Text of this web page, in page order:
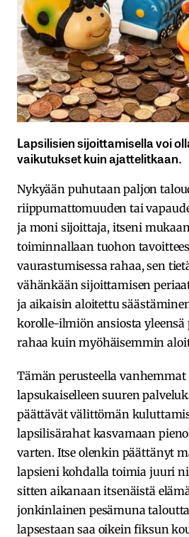
Lapsilisien sijoittamisella voi
vaikutukset kuin ajattelitkaan.
Nykyään puhutaan paljon
riippumattomuuden tai
ja moni sijoittaja, itseni
toiminnallaan tuohon
vaurastumisessa rahaa, sen
vähänkään sijoittamisen
ja aikaisin aloitettu
korolle-ilmiön ansiosta
rahaa kuin myöhäisemmin
Tämän perusteella vanhemmat
lapsukaiselleen suuren
päättävät välittömän
lapsilisärahat kasvamaan
varten. Itse olenkin päättänyt
lapsieni kohdalla toimia juuri
sitten aikanaan itsenäistä
jonkinlainen pesämuna
lapsestaan saa oikein fiksun